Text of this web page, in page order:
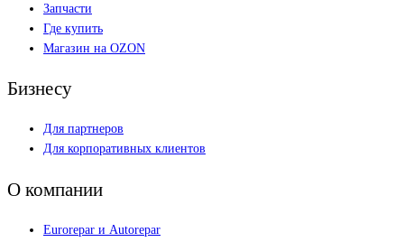
Запчасти
Где купить
Магазин на OZON
Бизнесу
Для партнеров
Для корпоративных клиентов
О компании
Eurorepar и Autorepar